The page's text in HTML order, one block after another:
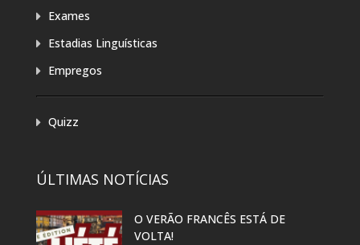
Exames
Estadias Linguísticas
Empregos
Quizz
ÚLTIMAS NOTÍCIAS
O VERÃO FRANCÊS ESTÁ DE
VOLTA!